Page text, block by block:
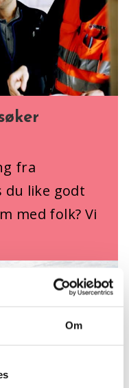
Om
fra
du like godt
med folk? Vi